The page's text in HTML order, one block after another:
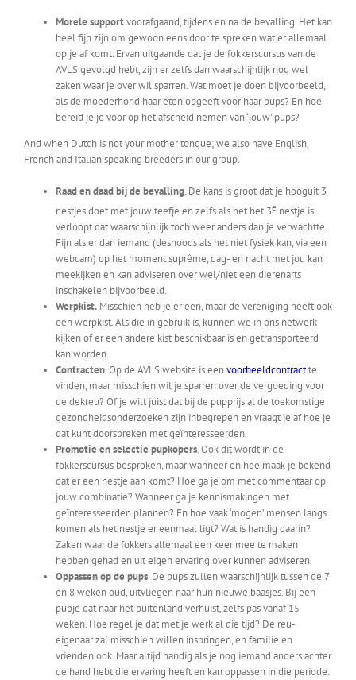
Morele supportvoorafgaand, tijdens en na de bevalling. Het kan
heel fijn zijn om gewoon eens door te spreken wat er allemaal
op je af komt. Ervan uitgaande dat je de fokkerscursus van de
AVLS gevolgd hebt, zijn er zelfs dan waarschijnlijk nog wel
zaken waar je over wil sparren. Wat moet je doen bijvoorbeeld,
als de moederhond haar eten opgeeft voor haar pups? En hoe
bereid je je voor op het afscheid nemen van ‘jouw’ pups?
And when Dutch is not your mother tongue; we also have English,
French and Italian speaking breeders in our group.
Raad en daad bij de bevalling. De kans is groot dat je hooguit 3
nestjes doet met jouw teefje en zelfs als het het 3e nestje is,
verloopt dat waarschijnlijk toch weer anders dan je verwachtte.
Fijn als er dan iemand (desnoods als het niet fysiek kan, via een
webcam) op het moment suprême, dag- en nacht met jou kan
meekijken en kan adviseren over wel/niet een dierenarts
inschakelen bijvoorbeeld.
Werpkist. Misschien heb je er een, maar de vereniging heeft ook
een werpkist. Als die in gebruik is, kunnen we in ons netwerk
kijken of er een andere kist beschikbaar is en getransporteerd
kan worden.
Contracten. Op de AVLS website is eenvoorbeeldcontractte
vinden, maar misschien wil je sparren over de vergoeding voor
de dekreu? Of je wilt juist dat bij de pupprijs al de toekomstige
gezondheidsonderzoeken zijn inbegrepen en vraagt je af hoe je
dat kunt doorspreken met geïnteresseerden.
Promotie en selectie pupkopers. Ook dit wordt in de
fokkerscursus besproken, maar wanneer en hoe maak je bekend
dat er een nestje aan komt? Hoe ga je om met commentaar op
jouw combinatie? Wanneer ga je kennismakingen met
geïnteresseerden plannen? En hoe vaak ‘mogen’ mensen langs
komen als het nestje er eenmaal ligt? Wat is handig daarin?
Zaken waar de fokkers allemaal een keer mee te maken
hebben gehad en uit eigen ervaring over kunnen adviseren.
Oppassen op de pups. De pups zullen waarschijnlijk tussen de 7
en 8 weken oud, uitvliegen naar hun nieuwe baasjes. Bij een
pupje dat naar het buitenland verhuist, zelfs pas vanaf 15
weken. Hoe regel je dat met je werk al die tijd? De reu-
eigenaar zal misschien willen inspringen, en familie en
vrienden ook. Maar altijd handig als je nog iemand anders achter
de hand hebt die ervaring heeft en kan oppassen in die periode.